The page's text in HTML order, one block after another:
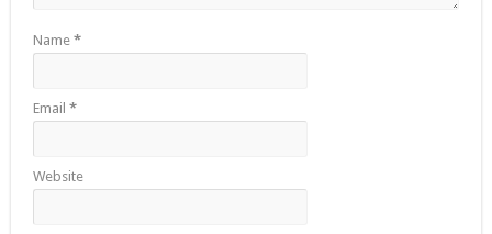
Name *
Email *
Website